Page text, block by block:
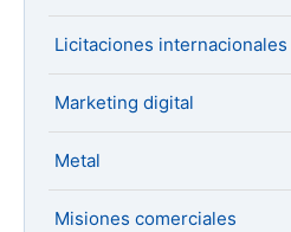
Licitaciones internacionales
Marketing digital
Metal
Misiones comerciales